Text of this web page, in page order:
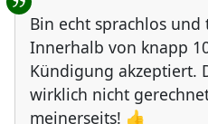
Bin echt sprachlos
Innerhalb von knapp
Kündigung akzeptiert.
wirklich nicht
meinerseits! 👍